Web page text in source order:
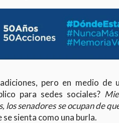
pero en medio de
para sedes sociales?
los senadores se ocupan de
sienta como una burla.